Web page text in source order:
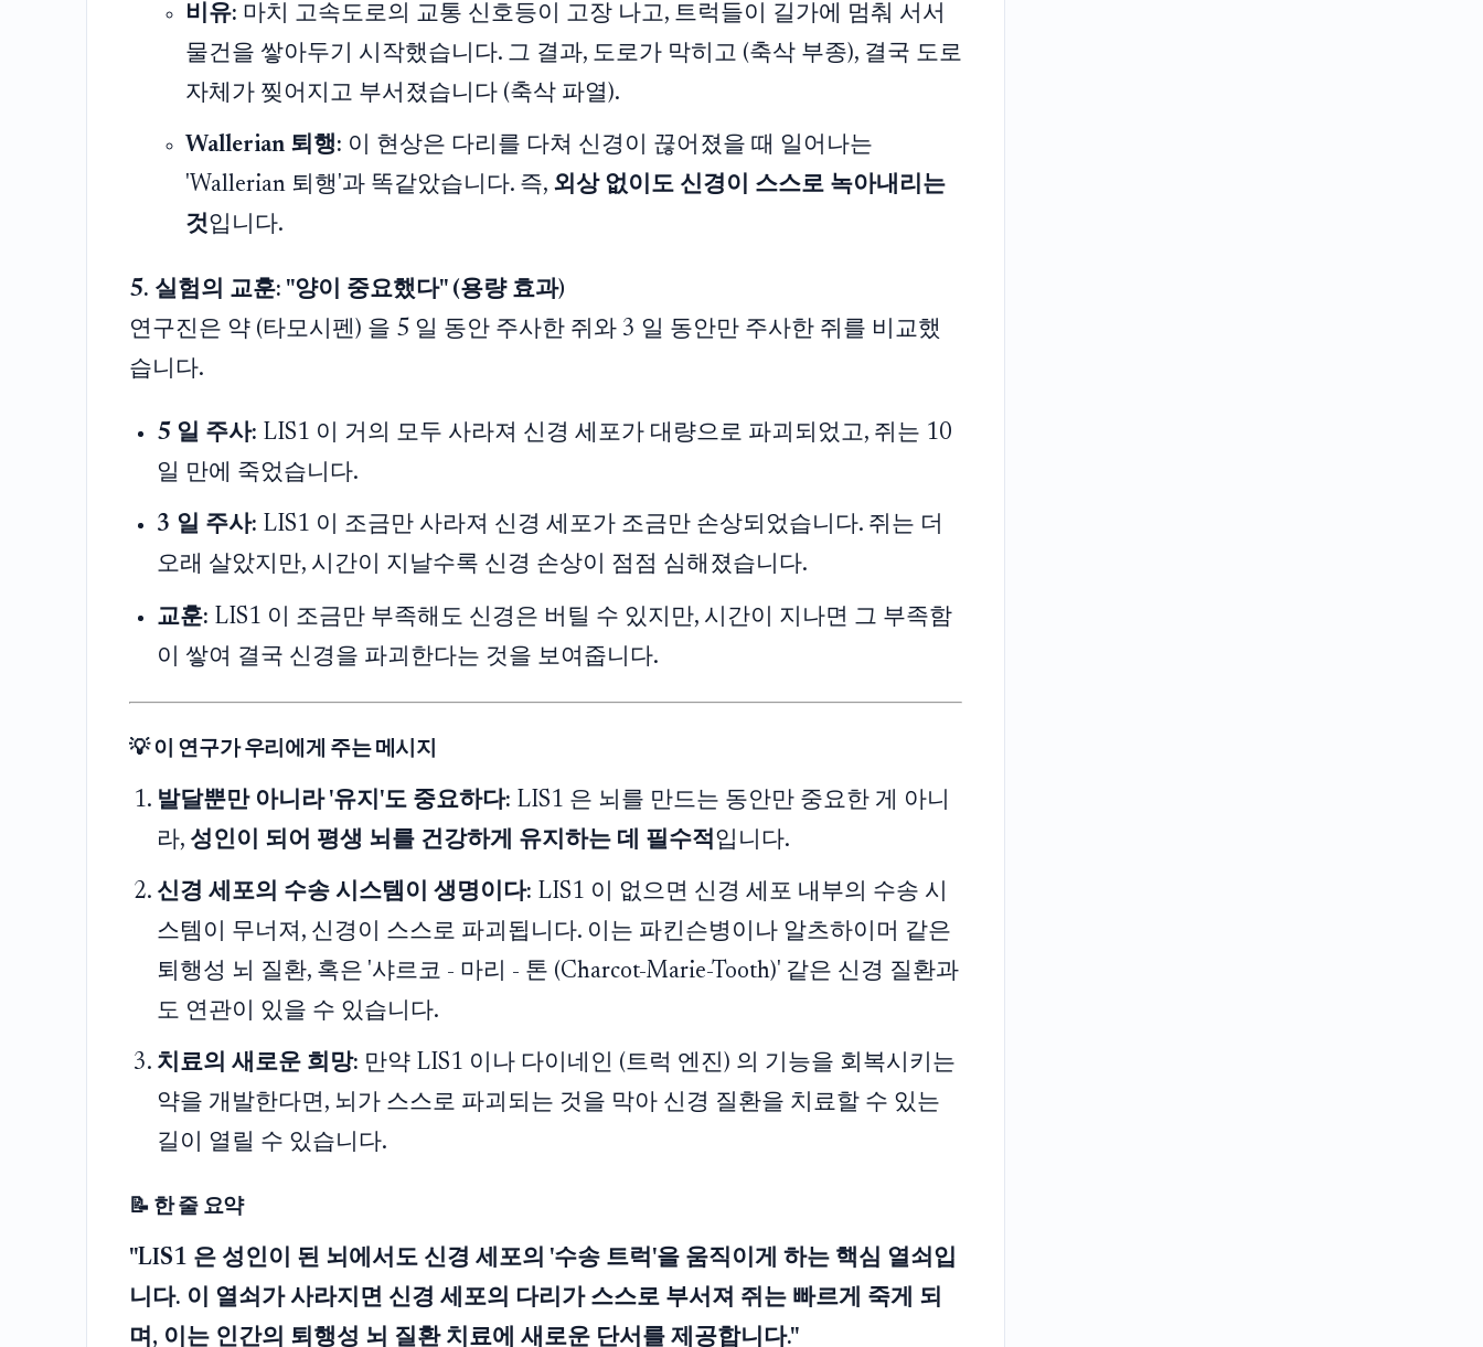
비유: 마치 고속도로의 교통 신호등이 고장 나고, 트럭들이 길가에 멈춰 서서
물건을 쌓아두기 시작했습니다. 그 결과, 도로가 막히고 (축삭 부종), 결국 도로
자체가 찢어지고 부서졌습니다 (축삭 파열).
Wallerian 퇴행: 이 현상은 다리를 다쳐 신경이 끊어졌을 때 일어나는
'Wallerian 퇴행'과 똑같았습니다. 즉, 외상 없이도 신경이 스스로 녹아내리는
것입니다.
5. 실험의 교훈: "양이 중요했다" (용량 효과)
연구진은 약 (타모시펜) 을 5 일 동안 주사한 쥐와 3 일 동안만 주사한 쥐를 비교했
습니다.
5 일 주사: LIS1 이 거의 모두 사라져 신경 세포가 대량으로 파괴되었고, 쥐는 10
일 만에 죽었습니다.
3 일 주사: LIS1 이 조금만 사라져 신경 세포가 조금만 손상되었습니다. 쥐는 더
오래 살았지만, 시간이 지날수록 신경 손상이 점점 심해졌습니다.
교훈: LIS1 이 조금만 부족해도 신경은 버틸 수 있지만, 시간이 지나면 그 부족함
이 쌓여 결국 신경을 파괴한다는 것을 보여줍니다.
💡 이 연구가 우리에게 주는 메시지
발달뿐만 아니라 '유지'도 중요하다: LIS1 은 뇌를 만드는 동안만 중요한 게 아니
라, 성인이 되어 평생 뇌를 건강하게 유지하는 데 필수적입니다.
신경 세포의 수송 시스템이 생명이다: LIS1 이 없으면 신경 세포 내부의 수송 시
스템이 무너져, 신경이 스스로 파괴됩니다. 이는 파킨슨병이나 알츠하이머 같은
퇴행성 뇌 질환, 혹은 '샤르코 - 마리 - 톤 (Charcot-Marie-Tooth)' 같은 신경 질환과
도 연관이 있을 수 있습니다.
치료의 새로운 희망: 만약 LIS1 이나 다이네인 (트럭 엔진) 의 기능을 회복시키는
약을 개발한다면, 뇌가 스스로 파괴되는 것을 막아 신경 질환을 치료할 수 있는
길이 열릴 수 있습니다.
📝 한 줄 요약
"LIS1 은 성인이 된 뇌에서도 신경 세포의 '수송 트럭'을 움직이게 하는 핵심 열쇠입
니다. 이 열쇠가 사라지면 신경 세포의 다리가 스스로 부서져 쥐는 빠르게 죽게 되
며, 이는 인간의 퇴행성 뇌 질환 치료에 새로운 단서를 제공합니다."